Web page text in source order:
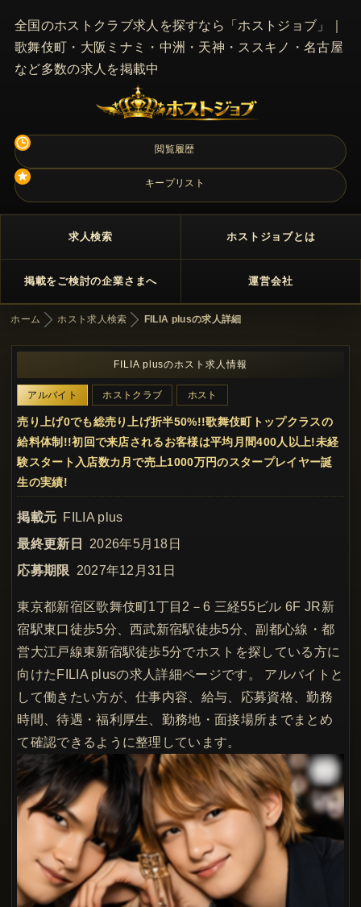
全国のホストクラブ求人を探すなら「ホストジョブ」｜
歌舞伎町・大阪ミナミ・中洲・天神・ススキノ・名古屋
など多数の求人を掲載中
閲覧履歴
キープリスト
求人検索 ホストジョブとは
掲載をご検討の企業さまへ 運営会社
ホーム ホスト求人検索 FILIA plusの求人詳細
FILIA plusのホスト求人情報
アルバイト ホストクラブ ホスト
売り上げ0でも総売り上げ折半50%!!歌舞伎町トップクラスの
給料体制!!初回で来店されるお客様は平均月間400人以上!未経
験スタート入店数カ月で売上1000万円のスタープレイヤー誕
生の実績!
掲載元 FILIA plus
最終更新日
2026年5月18日
応募期限
2027年12月31日
東京都新宿区歌舞伎町1丁目2－6 三経55ビル 6F JR新
宿駅東口徒歩5分、西武新宿駅徒歩5分、副都心線・都
営大江戸線東新宿駅徒歩5分でホストを探している方に
向けたFILIA plusの求人詳細ページです。 アルバイトと
して働きたい方が、仕事内容、給与、応募資格、勤務
時間、待遇・福利厚生、勤務地・面接場所までまとめ
て確認できるように整理しています。